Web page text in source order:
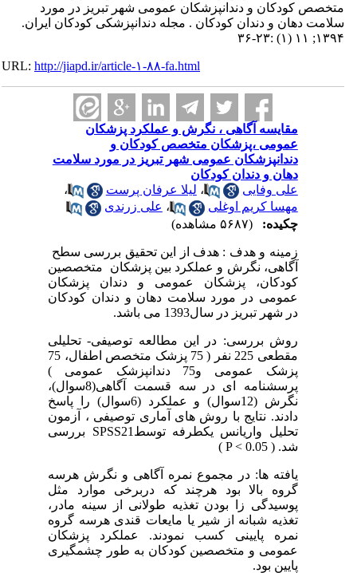
متخصص کودکان و دندانپزشکان عمومی شهر تبریز در مورد
سلامت دهان و دندان کودکان . مجله دندانپزشکی کودکان ایران.
۱۳۹۴; ۱۱ (۱) :۲۳-۳۶
URL:http://jiapd.ir/article-۱-۸۸-fa.html
مقایسه آگاهی ، نگرش و عملکرد پزشکان
عمومی ،پزشکان متخصص کودکان و
دندانپزشکان عمومی شهر تبریز در مورد سلامت
دهان و دندان کودکان
علی وفایی
،لیلا عرفان پرست
،
مهسا کریم اوغلی
،علی زرندی
چکیده:
زمینه و هدف : هدف از این تحقیق بررسی سطح
آگاهی، نگرش و عملکرد بین پزشکان متخصصین
کودکان، پزشکان عمومی و دندان پزشکان
عمومی در مورد سلامت دهان و دندان کودکان
در شهر تبریز در سال1393 می باشد.
روش بررسی: در این مطالعه توصیفی- تحلیلی
مقطعی 225 نفر ( 75 پزشک متخصص اطفال، 75
پزشک عمومی و75 دندانپزشک عمومی )
پرسشنامه ای در سه قسمت آگاهی(8سوال)،
نگرش (12سوال) و عملکرد (6سوال) را پاسخ
دادند. نتایج با روش های آماری توصیفی ، آزمون
تحلیل واریانس یکطرفه توسطSPSS21بررسی
شد. ( P < 0.05
)
یافته ها: در مجموع نمره آگاهی و نگرش هرسه
گروه بالا بود هرچند که دربرخی موارد مثل
پوسیدگی زا بودن تغذیه طولانی از سینه مادر،
تغذیه شبانه از شیر یا مایعات قندی هرسه گروه
نمره پایینی کسب نمودند. عملکرد پزشکان
عمومی و متخصصین کودکان به طور چشمگیری
پایین بود.